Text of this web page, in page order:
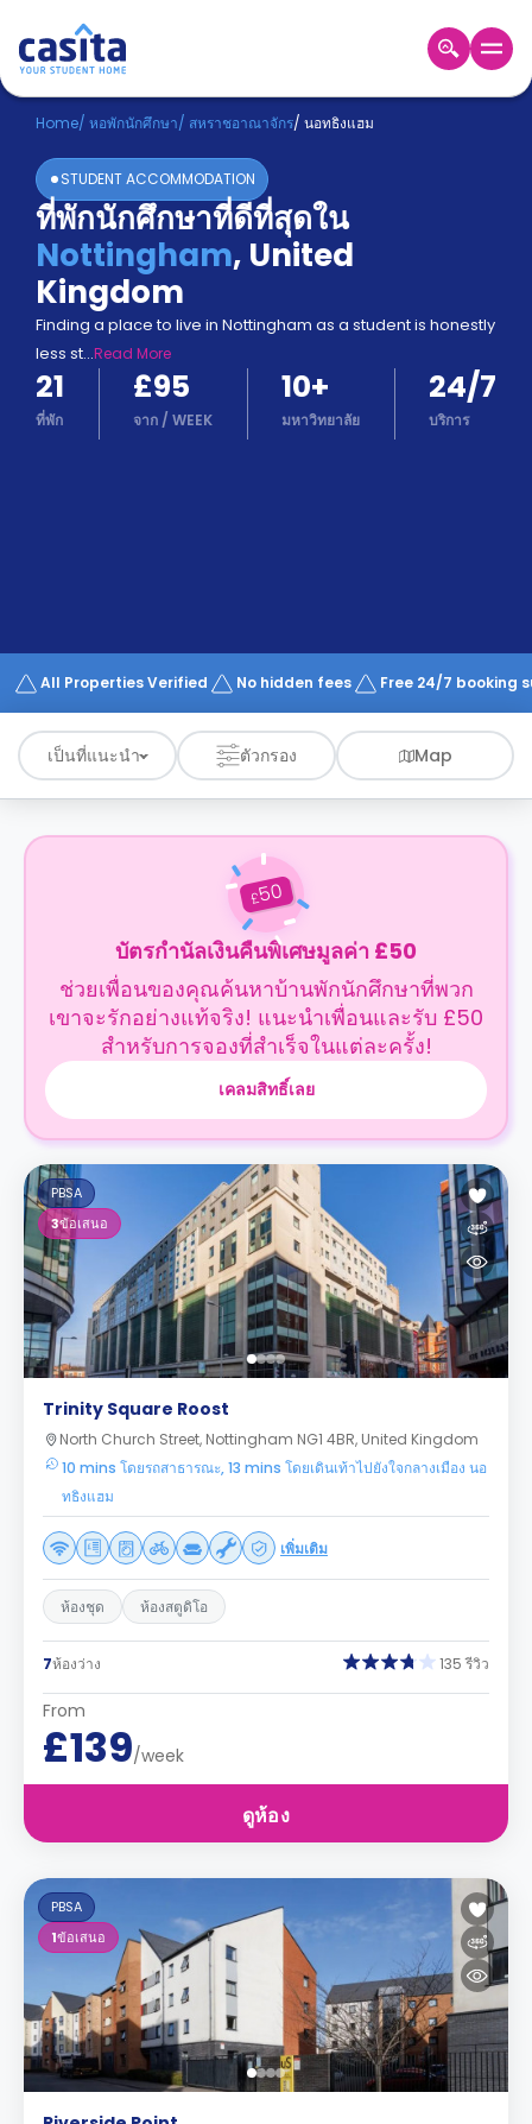
Home TH GBP
เข้าสู่
ระบบ
Booking
Accommodation
About
us
Blog
Refer
And
Earn
Become
A
Works
Home/ หอพักนักศึกษา/ สหราชอาณาจักร/ นอทธิงแฮม
STUDENT ACCOMMODATION
ที่พักนักศึกษาที่ดีที่สุดใน
Nottingham, United
Kingdom
Finding a place to live in Nottingham as a student is honestly
less st...Read More
21
ที่พัก
£95
จาก / WEEK
10+
มหาวิทยาลัย
24/7
บริการ
All Properties Verified No hidden fees Free 24/7 booking
เป็นที่แนะนำ ตัวกรอง Map
£50
บัตรกำนัลเงินคืนพิเศษมูลค่า £50
ช่วยเพื่อนของคุณค้นหาบ้านพักนักศึกษาที่พวก
เขาจะรักอย่างแท้จริง! แนะนำเพื่อนและรับ £50
สำหรับการจองที่สำเร็จในแต่ละครั้ง!
เคลมสิทธิ์เลย
PBSA
3ข้อเสนอ
Trinity Square Roost
North Church Street, Nottingham NG1 4BR, United Kingdom
10 mins โดยรถสาธารณะ, 13 mins โดยเดินเท้าไปยังใจกลางเมือง นอ
ทธิงแฮม
เพิ่มเติม
ห้องชุด ห้องสตูดิโอ
7ห้องว่าง 135 รีวิว
From
£139/week
ดูห้อง
PBSA
1ข้อเสนอ